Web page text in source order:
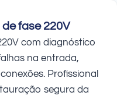
fase 220V
com diagnóstico
na entrada,
Profissional
segura da